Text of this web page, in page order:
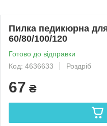
Пилка педикюрна
60/80/100/120
Готово до відправки
Код: 4636633
Роздріб
67 ₴